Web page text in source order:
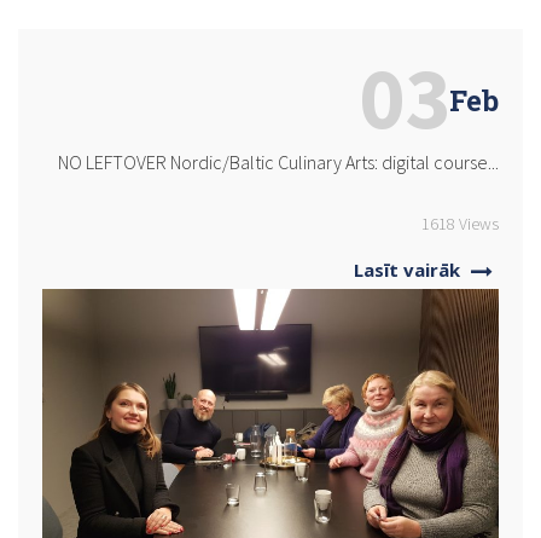
Feb
NO LEFTOVER Nordic/Baltic Culinary Arts: digital course...
1618 Views
Lasīt vairāk
03